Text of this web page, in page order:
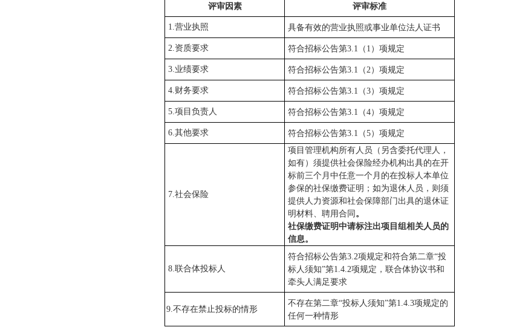
评审因素
评审标准
1.营业执照 具备有效的营业执照或事业单位法人证书
2.资质要求 符合招标公告第3.1（1）项规定
3.业绩要求 符合招标公告第3.1（2）项规定
4.财务要求 符合招标公告第3.1（3）项规定
5.项目负责人 符合招标公告第3.1（4）项规定
6.其他要求 符合招标公告第3.1（5）项规定
7.社会保险
项目管理机构所有人员（另含委托代理人，
如有）须提供社会保险经办机构出具的在开
标前三个月中任意一个月的在投标人本单位
参保的社保缴费证明；如为退休人员，则须
提供人力资源和社会保障部门出具的退休证
明材料、聘用合同 。
社保缴费证明中请标注出项目组相关人员的
信息。
8.联合体投标人
符合招标公告第3.2项规定和符合第二章“投
标人须知”第1.4.2项规定，联合体协议书和
牵头人满足要求
9.不存在禁止投标的情形
不存在第二章“投标人须知”第1.4.3项规定的
任何一种情形